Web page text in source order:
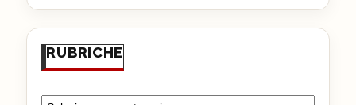
RUBRICHE